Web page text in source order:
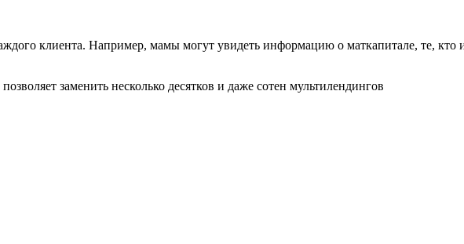
клиента. Например, мамы могут увидеть информацию о маткапитале, те,
заменить несколько десятков и даже сотен мультилендингов